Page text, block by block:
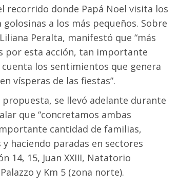
recorrido donde Papá Noel visita los
a los más pequeños. Sobre
Peralta, manifestó que “más
por esta acción, tan importante
los sentimientos que genera
vísperas de las fiestas”.
se llevó adelante durante
que “concretamos ambas
cantidad de familias,
haciendo paradas en sectores
14, 15, Juan XXIII, Natatorio
y Km 5 (zona norte).